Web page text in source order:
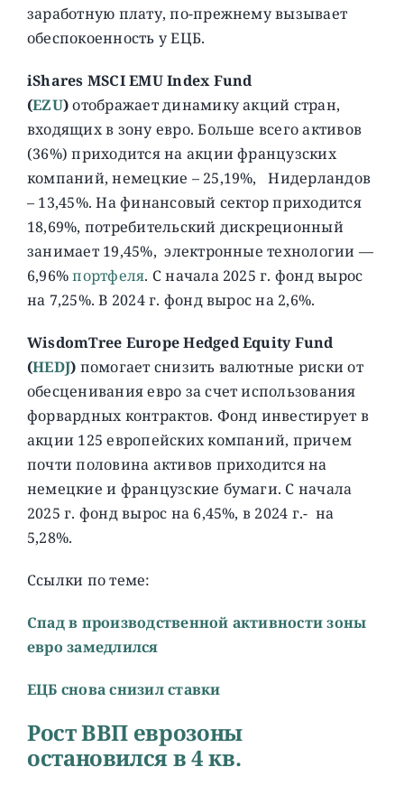
заработную плату, по-прежнему вызывает
обеспокоенность у ЕЦБ.
iShares MSCI EMU Index Fund
(EZU)отображает динамику акций стран,
входящих в зону евро. Больше всего активов
(36%) приходится на акции французских
компаний, немецкие – 25,19%, Нидерландов
– 13,45%. На финансовый сектор приходится
18,69%, потребительский дискреционный
занимает 19,45%, электронные технологии —
6,96%портфеля. С начала 2025 г. фонд вырос
на 7,25%. В 2024 г. фонд вырос на 2,6%.
WisdomTree Europe Hedged Equity Fund
(HEDJ) помогает снизить валютные риски от
обесценивания евро за счет использования
форвардных контрактов. Фонд инвестирует в
акции 125 европейских компаний, причем
почти половина активов приходится на
немецкие и французские бумаги. C начала
2025 г. фонд вырос на 6,45%, в 2024 г.- на
5,28%.
Ссылки по теме:
Cпад в производственной активности зоны
евро замедлился
ЕЦБ снова снизил ставки
Рост ВВП еврозоны
остановился в 4 кв.